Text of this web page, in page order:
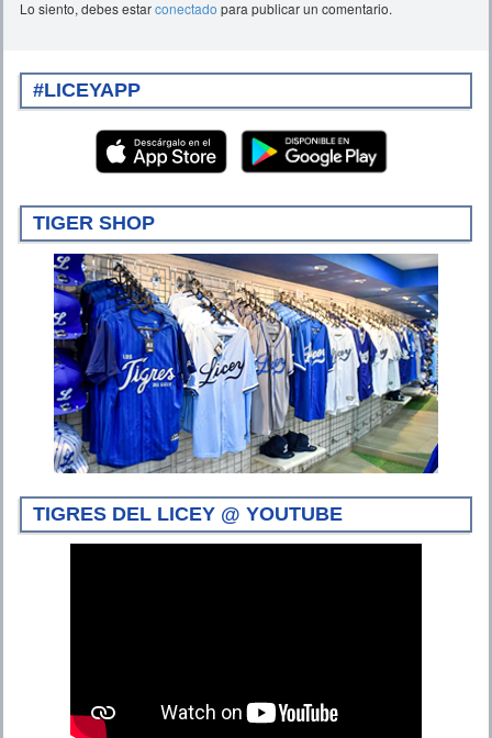
Lo siento, debes estarconectado para publicar un comentario.
#LICEYAPP
TIGER SHOP
TIGRES DEL LICEY @ YOUTUBE